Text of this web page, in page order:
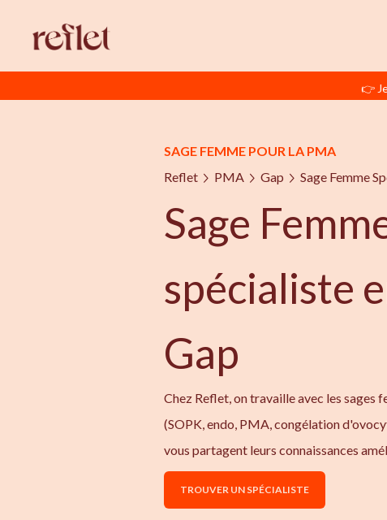
👉
SAGE FEMME POUR LA PMA
Reflet
PMA Gap Sage Femme
Sage
spécialiste
Gap
Chez Reflet, on travaille avec les
(SOPK, endo, PMA, congélation
vous partagent leurs connaissances
TROUVER UN SPÉCIALISTE